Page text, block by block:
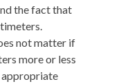
the fact that
not matter if
more or less
appropriate